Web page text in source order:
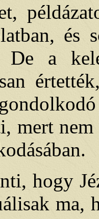
és
De a
mert
hogy